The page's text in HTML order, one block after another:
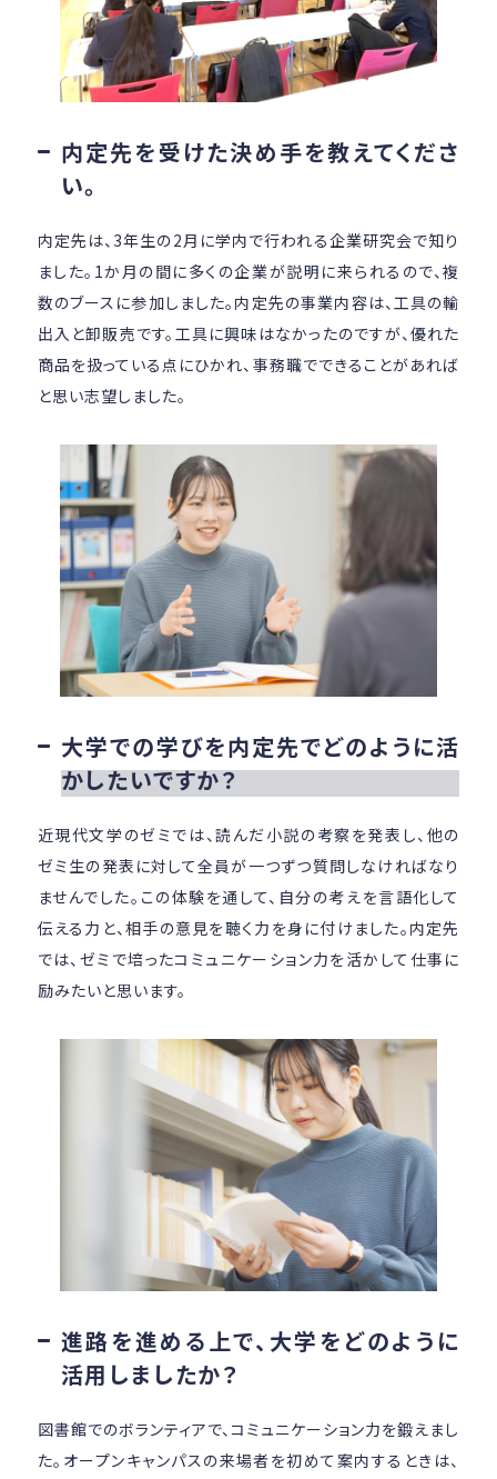
内定先を受けた決め手を教えてくださ
い。
内定先は、3年生の2月に学内で行われる企業研究会で知り
ました。1か月の間に多くの企業が説明に来られるので、複
数のブースに参加しました。内定先の事業内容は、工具の輸
出入と卸販売です。工具に興味はなかったのですが、優れた
商品を扱っている点にひかれ、事務職でできることがあれば
と思い志望しました。
大学での学びを内定先でどのように活
かしたいですか？
近現代文学のゼミでは、読んだ小説の考察を発表し、他の
ゼミ生の発表に対して全員が一つずつ質問しなければなり
ませんでした。この体験を通して、自分の考えを言語化して
伝える力と、相手の意見を聴く力を身に付けました。内定先
では、ゼミで培ったコミュニケーション力を活かして仕事に
励みたいと思います。
進路を進める上で、大学をどのように
活用しましたか？
図書館でのボランティアで、コミュニケーション力を鍛えまし
た。オープンキャンパスの来場者を初めて案内するときは、